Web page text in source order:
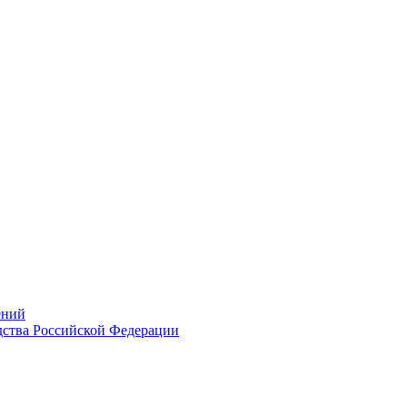
Российской Федерации